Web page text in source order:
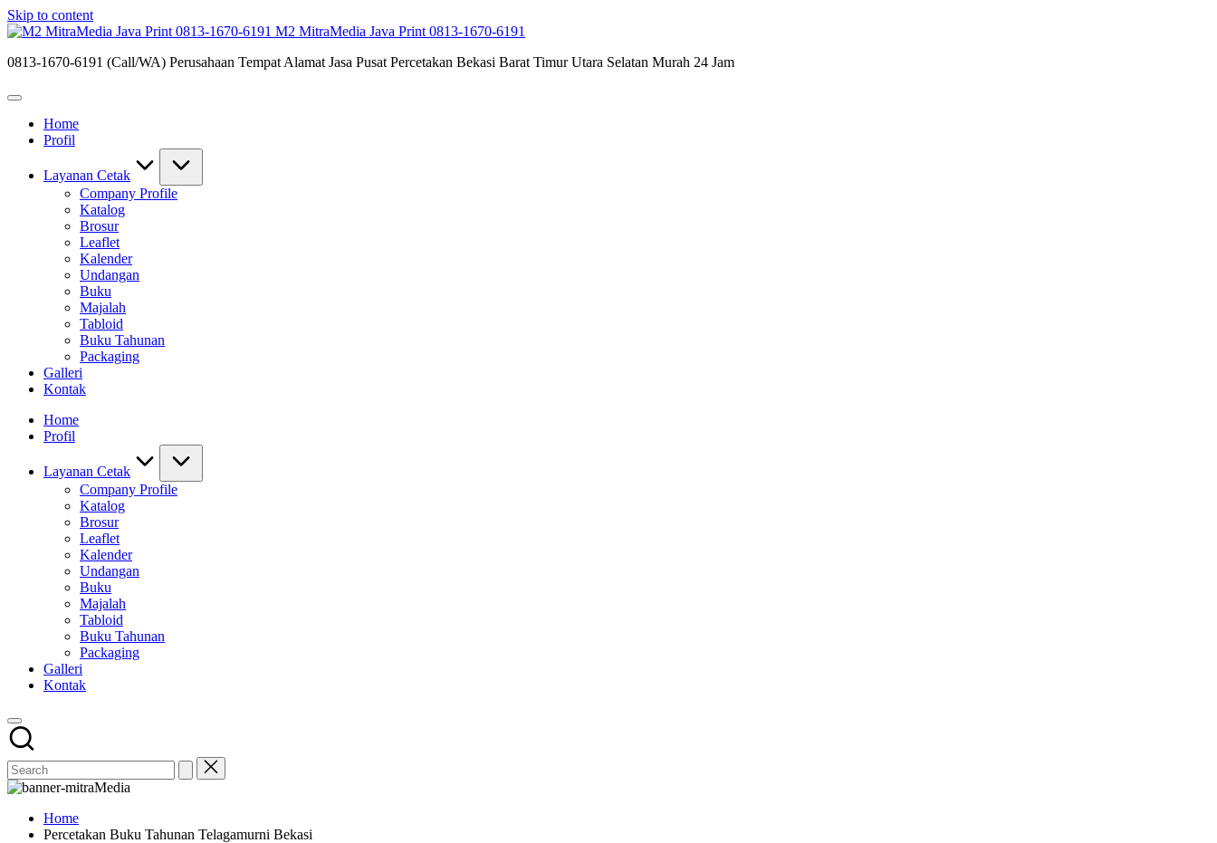
Skip to content
M2 MitraMedia Java Print 0813-1670-6191
0813-1670-6191 (Call/WA) Perusahaan Tempat Alamat Jasa Pusat Percetakan Bekasi Barat Timur Utara Selatan Murah 24 Jam
Home
Profil
Layanan Cetak
Company Profile
Katalog
Brosur
Leaflet
Kalender
Undangan
Buku
Majalah
Tabloid
Buku Tahunan
Packaging
Galleri
Kontak
Home
Profil
Layanan Cetak
Company Profile
Katalog
Brosur
Leaflet
Kalender
Undangan
Buku
Majalah
Tabloid
Buku Tahunan
Packaging
Galleri
Kontak
Home
Percetakan Buku Tahunan Telagamurni Bekasi